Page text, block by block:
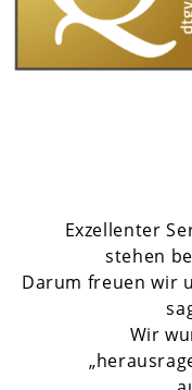
Exzellenter
stehen
Darum freuen wir
Wir